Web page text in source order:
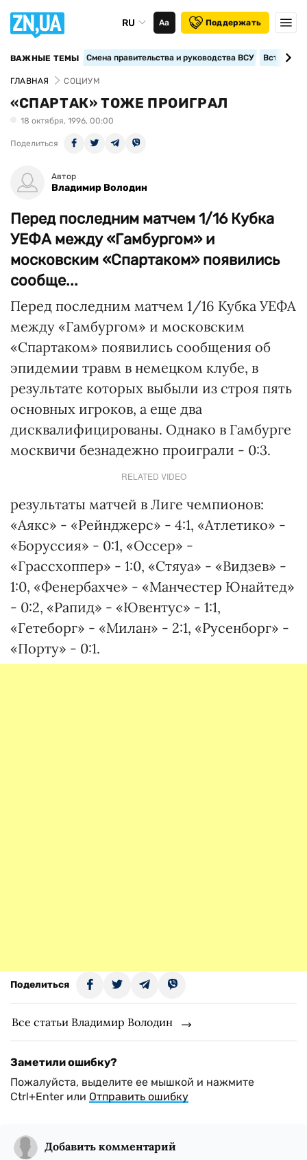
RU Аа Поддержать
ВАЖНЫЕ ТЕМЫ Смена правительства и руководства ВСУ
ГЛАВНАЯ СОЦИУМ
«СПАРТАК» ТОЖЕ ПРОИГРАЛ
18 октября, 1996, 00:00
Поделиться
Автор
Владимир Володин
Перед последним матчем 1/16 Кубка
УЕФА между «Гамбургом» и
московским «Спартаком» появились
сообще...
Перед последним матчем 1/16 Кубка УЕФА
между «Гамбургом» и московским
«Спартаком» появились сообщения об
эпидемии травм в немецком клубе, в
результате которых выбыли из строя пять
основных игроков, а еще два
дисквалифицированы. Однако в Гамбурге
москвичи безнадежно проиграли - 0:3.
RELATED VIDEO
результаты матчей в Лиге чемпионов:
«Аякс» - «Рейнджерс» - 4:1, «Атлетико» -
«Боруссия» - 0:1, «Оссер» -
«Грассхоппер» - 1:0, «Стяуа» - «Видзев» -
1:0, «Фенербахче» - «Манчестер Юнайтед»
- 0:2, «Рапид» - «Ювентус» - 1:1,
«Гетеборг» - «Милан» - 2:1, «Русенборг» -
«Порту» - 0:1.
Поделиться
Все статьи Владимир Володин
Заметили ошибку?
Пожалуйста, выделите ее мышкой и нажмите
Ctrl+Enter или Отправить ошибку
Добавить комментарий